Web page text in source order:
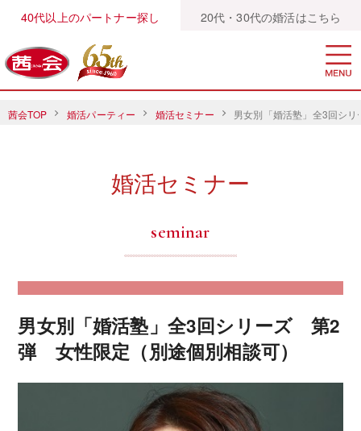
40代以上のパートナー探し 20代・30代の婚活はこちら
茜会TOP 婚活パーティー 婚活セミナー 男女別「婚活塾」全3回シ
婚活セミナー
seminar
男女別「婚活塾」全3回シリーズ 第2
弾 女性限定（別途個別相談可）